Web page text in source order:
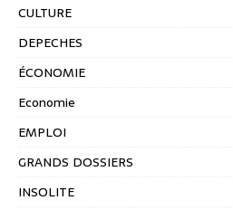
CULTURE
DEPECHES
ÉCONOMIE
Economie
EMPLOI
GRANDS DOSSIERS
INSOLITE